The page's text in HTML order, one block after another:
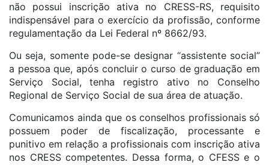
não possui inscrição ativa no CRESS-RS, requisito
indispensável para o exercício da profissão, conforme
regulamentação da Lei Federal nº 8662/93.
Ou seja, somente pode-se designar “assistente social”
a pessoa que, após concluir o curso de graduação em
Serviço Social, tenha registro ativo no Conselho
Regional de Serviço Social de sua área de atuação.
Comunicamos ainda que os conselhos profissionais só
possuem poder de fiscalização, processante e
punitivo em relação a profissionais com inscrição ativa
nos CRESS competentes. Dessa forma, o CFESS e o